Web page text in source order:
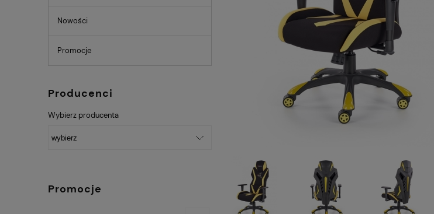
Nowości
Promocje
Producenci
Wybierz producenta
Promocje